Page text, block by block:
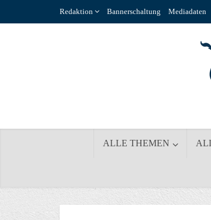
Redaktion Bannerschaltung Mediadaten
ALLE THEMEN